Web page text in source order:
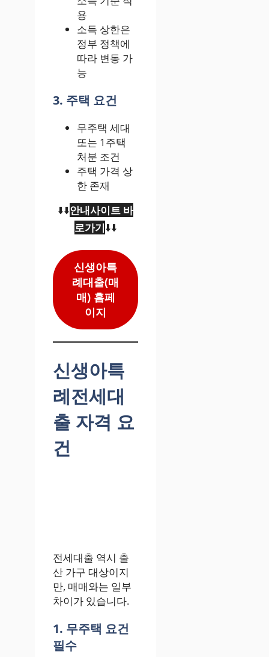
용
소득 상한은
정부 정책에
따라 변동 가
능
3. 주택 요건
무주택 세대
또는 1주택
처분 조건
주택 가격 상
한 존재
⬇️⬇️안내사이트 바
로가기⬇️⬇️
신생아특
례대출(매
매) 홈페
이지
신생아특
례전세대
출 자격 요
건
전세대출 역시 출
산 가구 대상이지
만, 매매와는 일부
차이가 있습니다.
1. 무주택 요건
필수